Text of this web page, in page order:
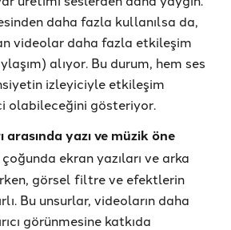
daha fazla kullanılsa da,
videolar daha fazla etkileşim
alıyor. Bu durum, hem ses
izleyiciyle etkileşim
olabileceğini gösteriyor.
arasında yazı ve müzik öne
ekran yazıları ve arka
görsel filtre ve efektlerin
Bu unsurlar, videoların daha
görünmesine katkıda